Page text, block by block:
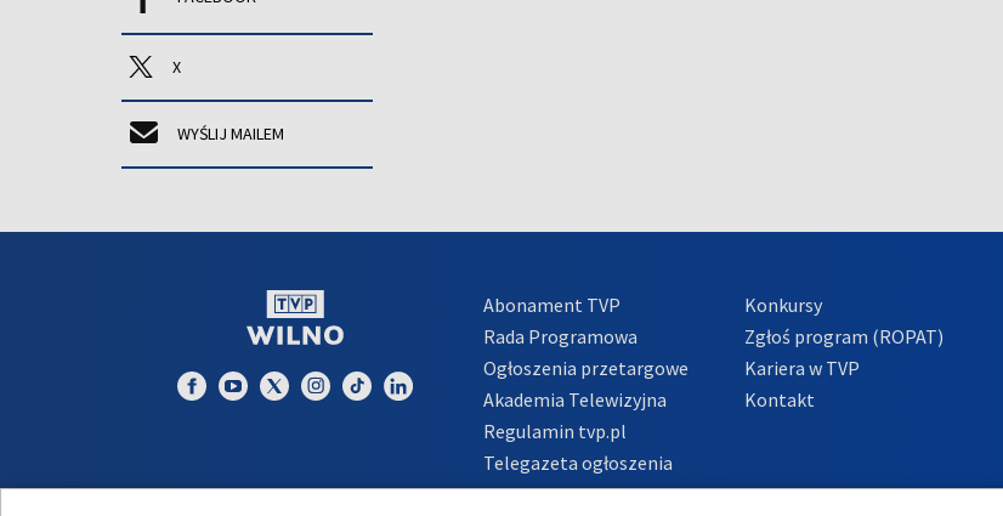
X
WYŚLIJ MAILEM
Abonament TVP
Rada Programowa
Ogłoszenia przetargowe
Akademia Telewizyjna
Regulamin tvp.pl
Telegazeta ogłoszenia
Informacje o nadawcy
Konkursy
Zgłoś program (ROPAT)
Kariera w TVP
Kontakt